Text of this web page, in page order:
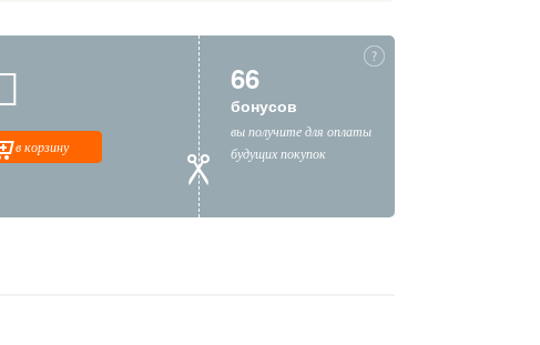
в корзину
66
бонусов
вы получите для оплаты
будущих покупок